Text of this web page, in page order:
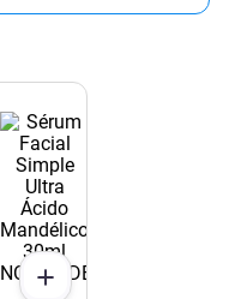
NOVIDADE